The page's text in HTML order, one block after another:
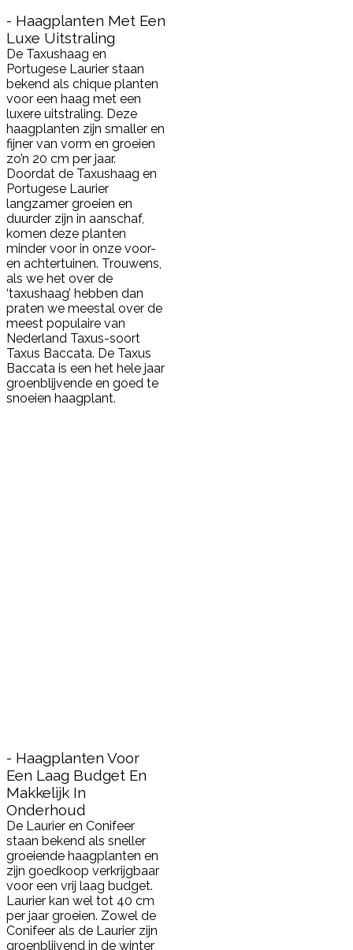
- Haagplanten Met Een
Luxe Uitstraling
De Taxushaag en
Portugese Laurier staan
bekend als chique planten
voor een haag met een
luxere uitstraling. Deze
haagplanten zijn smaller en
fijner van vorm en groeien
zo’n 20 cm per jaar.
Doordat de Taxushaag en
Portugese Laurier
langzamer groeien en
duurder zijn in aanschaf,
komen deze planten
minder voor in onze voor-
en achtertuinen. Trouwens,
als we het over de
‘taxushaag’ hebben dan
praten we meestal over de
meest populaire van
Nederland Taxus-soort
Taxus Baccata. De Taxus
Baccata is een het hele jaar
groenblijvende en goed te
snoeien haagplant.
- Haagplanten Voor
Een Laag Budget En
Makkelijk In
Onderhoud
De Laurier en Conifeer
staan bekend als sneller
groeiende haagplanten en
zijn goedkoop verkrijgbaar
voor een vrij laag budget.
Laurier kan wel tot 40 cm
per jaar groeien. Zowel de
Conifeer als de Laurier zijn
groenblijvend in de winter